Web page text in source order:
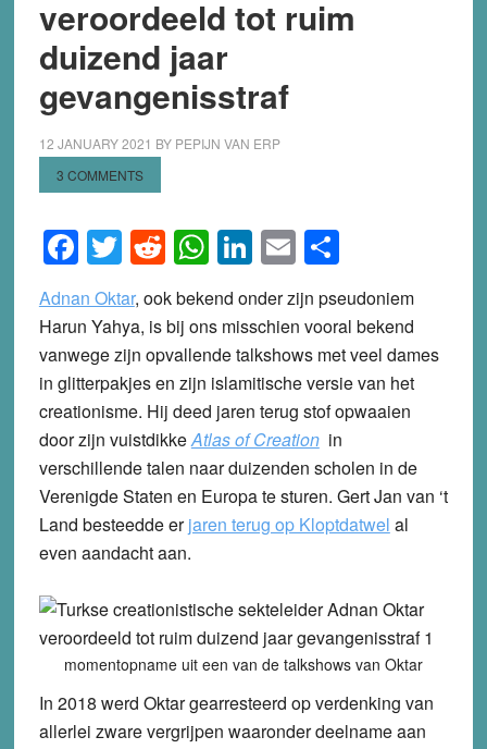
veroordeeld tot ruim
duizend jaar
gevangenisstraf
12 JANUARY 2021 BY PEPIJN VAN ERP
3 COMMENTS
Facebook
Twitter
Reddit
WhatsApp
LinkedIn
EmailShare
Adnan Oktar, ook bekend onder zijn pseudoniem
Harun Yahya, is bij ons misschien vooral bekend
vanwege zijn opvallende talkshows met veel dames
in glitterpakjes en zijn islamitische versie van het
creationisme. Hij deed jaren terug stof opwaaien
door zijn vuistdikkeAtlas of Creationin
verschillende talen naar duizenden scholen in de
Verenigde Staten en Europa te sturen. Gert Jan van ‘t
Land besteedde erjaren terug op Kloptdatwel al
even aandacht aan.
momentopname uit een van de talkshows van Oktar
In 2018 werd Oktar gearresteerd op verdenking van
allerlei zware vergrijpen waaronder deelname aan